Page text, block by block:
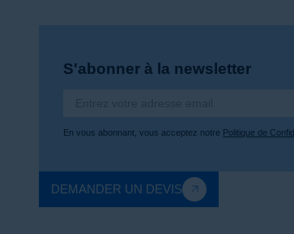
S'abonner à la newsletter
En vous abonnant, vous acceptez notre Politique de
DEMANDER UN DEVIS